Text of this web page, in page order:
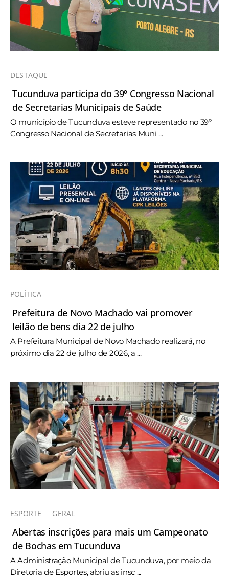
DESTAQUE
Tucunduva participa do 39º Congresso Nacional
de Secretarias Municipais de Saúde
O município de Tucunduva esteve representado no 39º
Congresso Nacional de Secretarias Muni ...
POLÍTICA
Prefeitura de Novo Machado vai promover
leilão de bens dia 22 de julho
A Prefeitura Municipal de Novo Machado realizará, no
próximo dia 22 de julho de 2026, a ...
ESPORTE GERAL
Abertas inscrições para mais um Campeonato
de Bochas em Tucunduva
A Administração Municipal de Tucunduva, por meio da
Diretoria de Esportes, abriu as insc ...